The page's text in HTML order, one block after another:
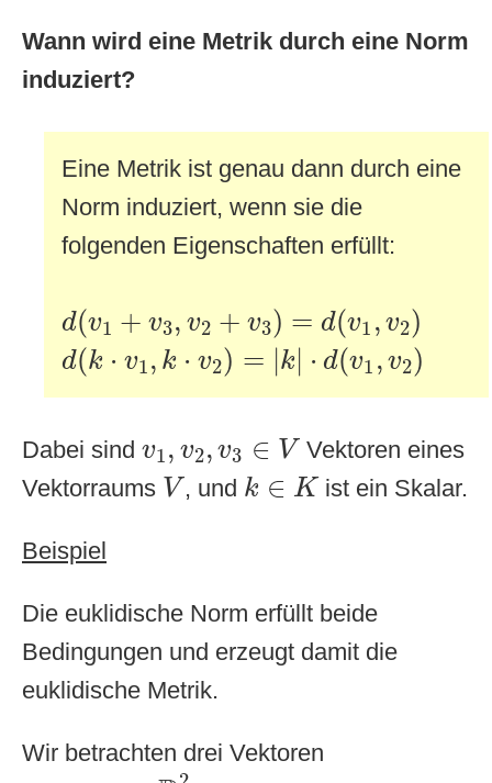
Wann wird eine Metrik durch eine Norm
induziert?
Eine Metrik ist genau dann durch eine
Norm induziert, wenn sie die
folgenden Eigenschaften erfüllt:
d(v1 + v3, v2 + v3) = d(v1 , v2)
d( + v d ,v
d(k ⋅ v1, k ⋅ v2) = |k| ⋅ d(v1 , v2)
d(k ⋅v =| d( v v2
Dabei sind v1, v2, v3 ∈ V
v v2 v3 ∈ V
Vektoren eines
Vektorraums V
V, und k ∈ K
k∈K ist ein Skalar.
Beispiel
Die euklidische Norm erfüllt beide
Bedingungen und erzeugt damit die
euklidische Metrik.
Wir betrachten drei Vektoren
R2